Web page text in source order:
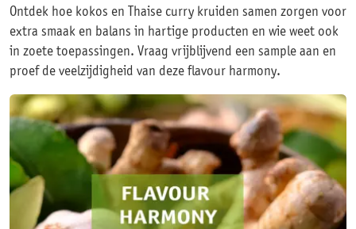
Ontdek hoe kokos en Thaise curry kruiden samen zorgen voor
extra smaak en balans in hartige producten en wie weet ook
in zoete toepassingen. Vraag vrijblijvend een sample aan en
proef de veelzijdigheid van deze flavour harmony.